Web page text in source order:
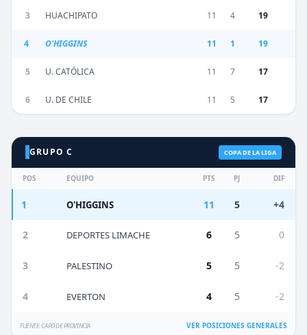
3 HUACHIPATO 11 4 19
4 O'HIGGINS 11 1 19
5 U. CATÓLICA 11 7 17
6 U. DE CHILE 11 5 17
GRUPO C COPA DE LA LIGA
POS EQUIPO PTS PJ DIF
1 O'HIGGINS 11 5 +4
2 DEPORTES LIMACHE 6 5 0
3 PALESTINO 5 5 -2
4 EVERTON 4 5 -2
FUENTE: CAPO DE PROVINCIA VER POSICIONES GENERALES